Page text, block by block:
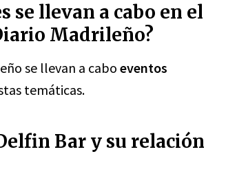
se llevan a cabo en el
Madrileño?
se llevan a cabo eventos
temáticas.
Bar y su relación